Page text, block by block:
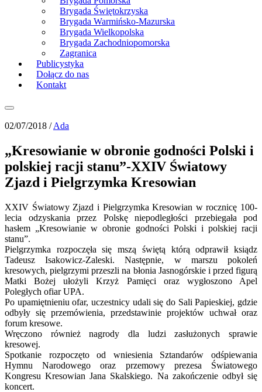
Brygada Świętokrzyska
Brygada Warmińsko-Mazurska
Brygada Wielkopolska
Brygada Zachodniopomorska
Zagranica
Publicystyka
Dołącz do nas
Kontakt
02/07/2018 /Ada
„Kresowianie w obronie godności Polski i
polskiej racji stanu”-XXIV Światowy
Zjazd i Pielgrzymka Kresowian
XXIV Światowy Zjazd i Pielgrzymka Kresowian w rocznicę 100-
lecia odzyskania przez Polskę niepodległości przebiegała pod
hasłem „Kresowianie w obronie godności Polski i polskiej racji
stanu”.
Pielgrzymka rozpoczęła się mszą świętą którą odprawił ksiądz
Tadeusz Isakowicz-Zaleski. Następnie, w marszu pokoleń
kresowych, pielgrzymi przeszli na błonia Jasnogórskie i przed figurą
Matki Bożej ułożyli Krzyż Pamięci oraz wygłoszono Apel
Poległych ofiar UPA.
Po upamiętnieniu ofar, uczestnicy udali się do Sali Papieskiej, gdzie
odbyły się przemówienia, przedstawinie projektów uchwał oraz
forum kresowe.
Wręczono również nagrody dla ludzi zasłużonych sprawie
kresowej.
Spotkanie rozpoczęto od wniesienia Sztandarów odśpiewania
Hymnu Narodowego oraz przemowy prezesa Światowego
Kongresu Kresowian Jana Skalskiego. Na zakończenie odbył się
koncert.